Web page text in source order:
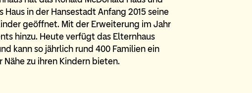
in der Hansestadt Anfang 2015 seine
geöffnet. Mit der Erweiterung im Jahr
hinzu. Heute verfügt das Elternhaus
kann so jährlich rund 400 Familien ein
zu ihren Kindern bieten.